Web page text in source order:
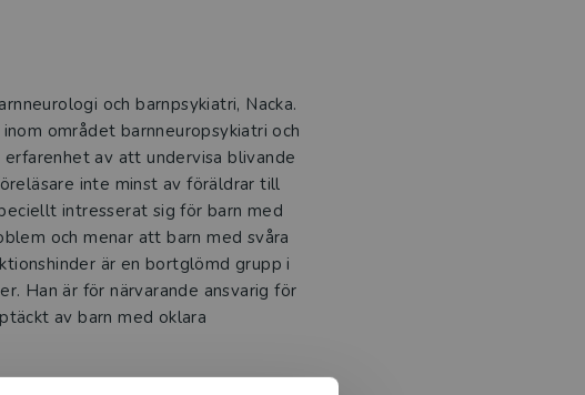
och barnpsykiatri, Nacka.
området barnneuropsykiatri och
av att undervisa blivande
inte minst av föräldrar till
intresserat sig för barn med
och menar att barn med svåra
är en bortglömd grupp i
Han är för närvarande ansvarig för
av barn med oklara